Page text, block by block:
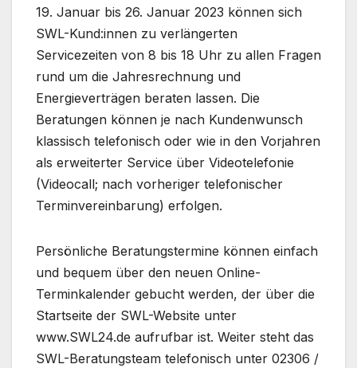
19. Januar bis 26. Januar 2023 können sich
SWL-Kund:innen zu verlängerten
Servicezeiten von 8 bis 18 Uhr zu allen Fragen
rund um die Jahresrechnung und
Energieverträgen beraten lassen. Die
Beratungen können je nach Kundenwunsch
klassisch telefonisch oder wie in den Vorjahren
als erweiterter Service über Videotelefonie
(Videocall; nach vorheriger telefonischer
Terminvereinbarung) erfolgen.
Persönliche Beratungstermine können einfach
und bequem über den neuen Online-
Terminkalender gebucht werden, der über die
Startseite der SWL-Website unter
www.SWL24.de aufrufbar ist. Weiter steht das
SWL-Beratungsteam telefonisch unter 02306 /